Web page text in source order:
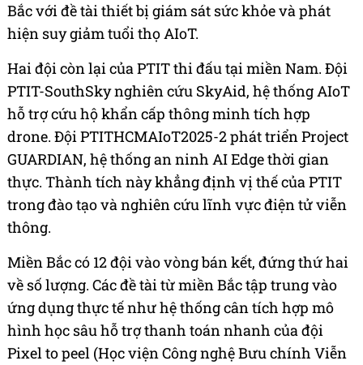
Bắc với đề tài thiết bị giám sát sức khỏe và phát
hiện suy giảm tuổi thọ AIoT.
Hai đội còn lại của PTIT thi đấu tại miền Nam. Đội
PTIT-SouthSky nghiên cứu SkyAid, hệ thống AIoT
hỗ trợ cứu hộ khẩn cấp thông minh tích hợp
drone. Đội PTITHCMAIoT2025-2 phát triển Project
GUARDIAN, hệ thống an ninh AI Edge thời gian
thực. Thành tích này khẳng định vị thế của PTIT
trong đào tạo và nghiên cứu lĩnh vực điện tử viễn
thông.
Miền Bắc có 12 đội vào vòng bán kết, đứng thứ hai
về số lượng. Các đề tài từ miền Bắc tập trung vào
ứng dụng thực tế như hệ thống cân tích hợp mô
hình học sâu hỗ trợ thanh toán nhanh của đội
Pixel to peel (Học viện Công nghệ Bưu chính Viễn